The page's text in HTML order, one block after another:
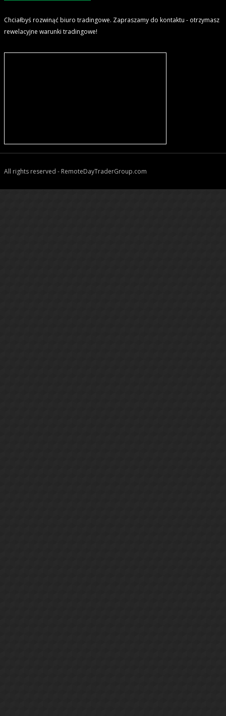
Chciałbyś rozwinąć biuro tradingowe. Zapraszamy do kontaktu - otrzymasz
rewelacyjne warunki tradingowe!
All rights reserved - RemoteDayTraderGroup.com